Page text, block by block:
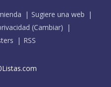
Sugiere una web
(Cambiar)
RSS